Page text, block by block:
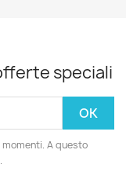
speciali
momenti. A questo